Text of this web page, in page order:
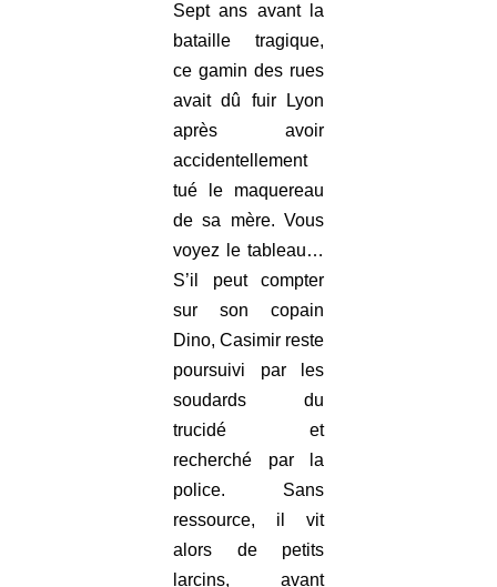
Sept ans avant la
bataille tragique,
ce gamin des rues
avait dû fuir Lyon
après avoir
accidentellement
tué le maquereau
de sa mère. Vous
voyez le tableau…
S’il peut compter
sur son copain
Dino, Casimir reste
poursuivi par les
soudards du
trucidé et
recherché par la
police. Sans
ressource, il vit
alors de petits
larcins, avant